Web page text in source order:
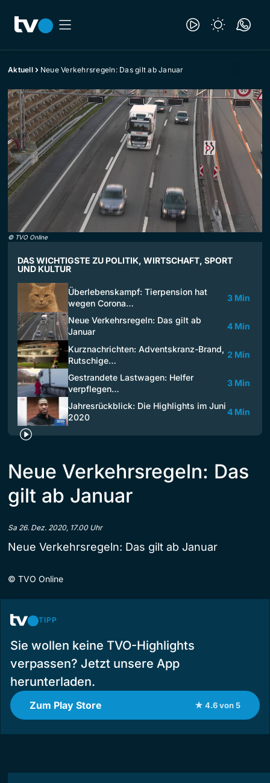
Aktuell Neue Verkehrsregeln: Das gilt ab Januar
© TVO Online
DAS WICHTIGSTE ZU POLITIK, WIRTSCHAFT, SPORT
UND KULTUR
Überlebenskampf: Tierpension hat
wegen Corona…
3 Min
Neue Verkehrsregeln: Das gilt ab
Januar
4 Min
Kurznachrichten: Adventskranz-Brand,
Rutschige…
2 Min
Gestrandete Lastwagen: Helfer
verpflegen…
3 Min
Jahresrückblick: Die Highlights im Juni
2020
4 Min
Neue Verkehrsregeln: Das
gilt ab Januar
Sa 26. Dez. 2020, 17.00 Uhr
Neue Verkehrsregeln: Das gilt ab Januar
© TVO Online
TIPP
Sie wollen keine TVO-Highlights
verpassen? Jetzt unsere App
herunterladen.
Zum Play Store ★ 4.6 von 5